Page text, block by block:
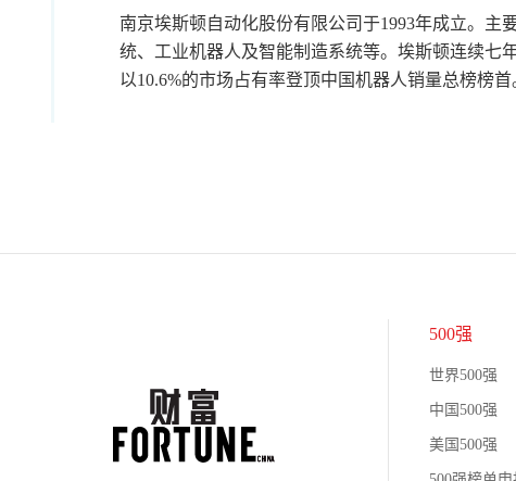
南京埃斯顿自动化股份有限公司于1993年成立。
统、工业机器人及智能制造系统等。埃斯顿连续七
以10.6%的市场占有率登顶中国机器人销量总榜榜首
500强
世界500强
中国500强
美国500强